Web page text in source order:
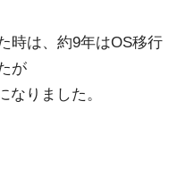
時は、約9年はOS移行
が
なりました。